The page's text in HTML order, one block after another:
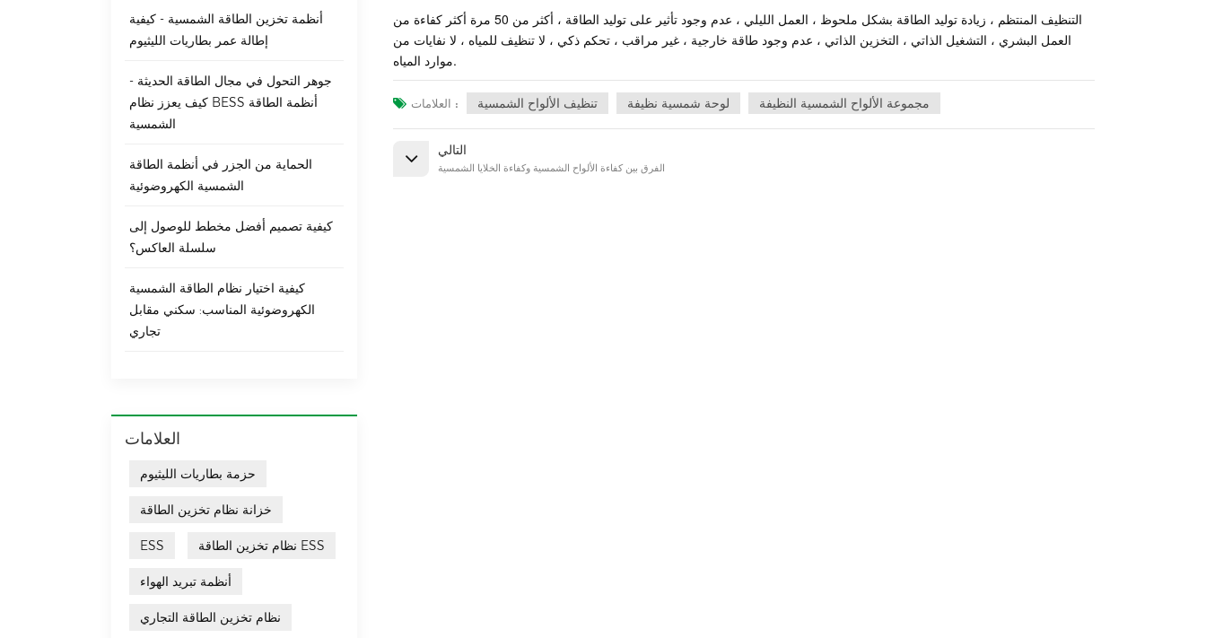
التنظيف المنتظم ، زيادة توليد الطاقة بشكل ملحوظ ، العمل الليلي ، عدم وجود تأثير على توليد الطاقة ، أكثر من 50 مرة أكثر كفاءة من
العمل البشري ، التشغيل الذاتي ، التخزين الذاتي ، عدم وجود طاقة خارجية ، غير مراقب ، تحكم ذكي ، لا تنظيف للمياه ، لا نفايات من
موارد المياه.
العلامات : تنظيف الألواح الشمسية لوحة شمسية نظيفة مجموعة الألواح الشمسية النظيفة
التالي
الفرق بين كفاءة الألواح الشمسية وكفاءة الخلايا الشمسية
أنظمة تخزين الطاقة الشمسية - كيفية
إطالة عمر بطاريات الليثيوم
جوهر التحول في مجال الطاقة الحديثة -
كيف يعزز نظام BESS أنظمة الطاقة
الشمسية
الحماية من الجزر في أنظمة الطاقة
الشمسية الكهروضوئية
كيفية تصميم أفضل مخطط للوصول إلى
سلسلة العاكس؟
كيفية اختيار نظام الطاقة الشمسية
الكهروضوئية المناسب: سكني مقابل
تجاري
العلامات
حزمة بطاريات الليثيوم
خزانة نظام تخزين الطاقة
ESS نظام تخزين الطاقة ESS
أنظمة تبريد الهواء
نظام تخزين الطاقة التجاري